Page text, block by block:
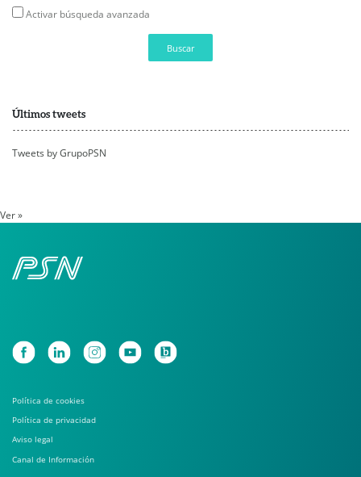
Activar búsqueda avanzada
Buscar
Últimos tweets
Tweets by GrupoPSN
Ver »
Política de cookies
Política de privacidad
Aviso legal
Canal de Información